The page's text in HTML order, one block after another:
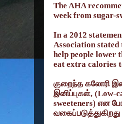
The AHA
week from sugar-
In a 2012
Association
help people lower
eat extra calories
குறைந்த கலோரி
இனிப்புகள், (Low-
sweeteners) என